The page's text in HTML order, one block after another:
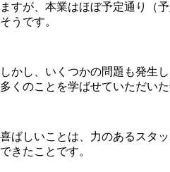
ますが、本業はほぼ予定通り（
そうです。
しかし、いくつかの問題も発生
多くのことを学ばせていただいた
喜ばしいことは、力のあるスタ
できたことです。